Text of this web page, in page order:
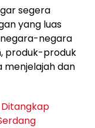
segera
yang luas
negara
produk-produk
menjelajah dan
Ditangkap